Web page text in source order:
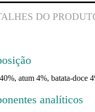
DO
atum 4%, batata-doce
analíticos